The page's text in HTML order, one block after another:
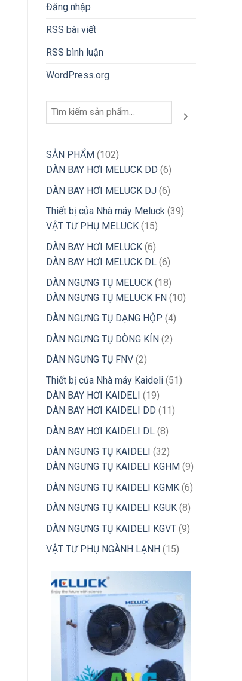
Đăng nhập
RSS bài viết
RSS bình luận
WordPress.org
Tìm
SẢN PHẨM 102102
sản
phẩm
DÀN BAY HƠI MELUCK DD 66
sản
phẩm
DÀN BAY HƠI MELUCK DJ 66
sản
phẩm
Thiết bị của Nhà máy Meluck 3939
VẬT TƯ PHỤ MELUCK 1515
sản
phẩm
DÀN BAY HƠI MELUCK 66
sản
phẩm
DÀN BAY HƠI MELUCK DL 66
sản
phẩm
DÀN NGƯNG TỤ MELUCK 1818
sản
phẩm
DÀN NGƯNG TỤ MELUCK FN 1010
DÀN NGƯNG TỤ DẠNG HỘP 44
DÀN NGƯNG TỤ DÒNG KÍN 22
DÀN NGƯNG TỤ FNV 22
sản
phẩm
Thiết bị của Nhà máy Kaideli 5151
DÀN BAY HƠI KAIDELI 1919
sản
phẩm
DÀN BAY HƠI KAIDELI DD 1111
DÀN BAY HƠI KAIDELI DL 88
sản
phẩm
DÀN NGƯNG TỤ KAIDELI 3232
sản
phẩm
DÀN NGƯNG TỤ KAIDELI KGHM 99
sản
phẩm
DÀN NGƯNG TỤ KAIDELI KGMK 66
sản
DÀN NGƯNG TỤ KAIDELI KGUK 88
sản
phẩm
DÀN NGƯNG TỤ KAIDELI KGVT 99
VẬT TƯ PHỤ NGÀNH LẠNH 1515